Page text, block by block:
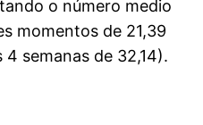
o número medio
momentos de 21,39
semanas de 32,14).